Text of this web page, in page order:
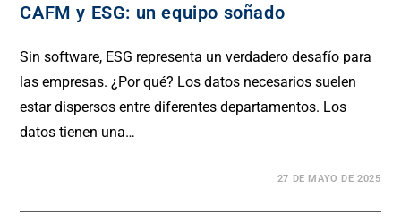
CAFM y ESG: un equipo soñado
Sin software, ESG representa un verdadero desafío para
las empresas. ¿Por qué? Los datos necesarios suelen
estar dispersos entre diferentes departamentos. Los
datos tienen una…
27 DE MAYO DE 2025